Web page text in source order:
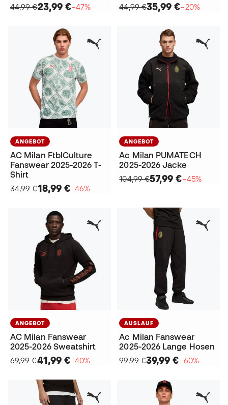
44,99 €23,99 €−47%
44,99 €35,99 €−20%
ANGEBOT
AC Milan FtblCulture
Fanswear 2025-2026 T-
Shirt
34,99 €18,99 €−46%
ANGEBOT
Ac Milan PUMATECH
2025-2026 Jacke
104,99 €57,99 €−45%
ANGEBOT
AC Milan Fanswear
2025-2026 Sweatshirt
69,99 €41,99 €−40%
AUSLAUF
Ac Milan Fanswear
2025-2026 Lange Hosen
99,99 €39,99 €−60%